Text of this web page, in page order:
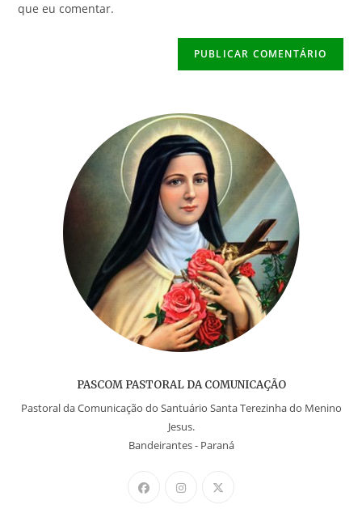
comentar
site
que eu comentar.
PASCOM PASTORAL DA COMUNICAÇÃO
Pastoral da Comunicação do Santuário Santa Terezinha do Menino
Jesus.
Bandeirantes - Paraná